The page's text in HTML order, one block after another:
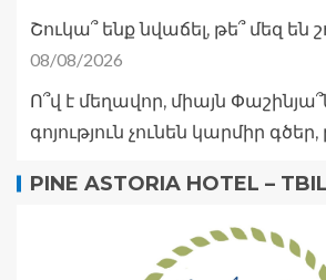
Շուկա՞ ենք նվաճել, թե՞ մեզ են
08/08/2026
Ո՞վ է մեղավոր, միայն
գոյություն չունեն կարմիր գծեր,
PINE ASTORIA HOTEL –